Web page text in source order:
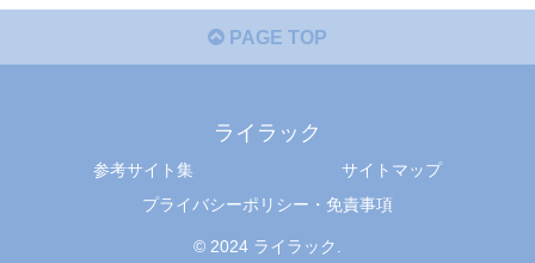
PAGE TOP
ライラック
参考サイト集
サイトマップ
プライバシーポリシー・免責事項
© 2024 ライラック.